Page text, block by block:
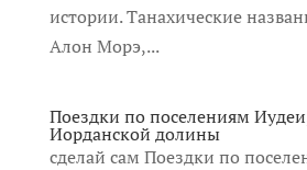
истории. Танахические
Алон Морэ,...
Поездки по поселениям
Иорданской долины
сделай сам Поездки по